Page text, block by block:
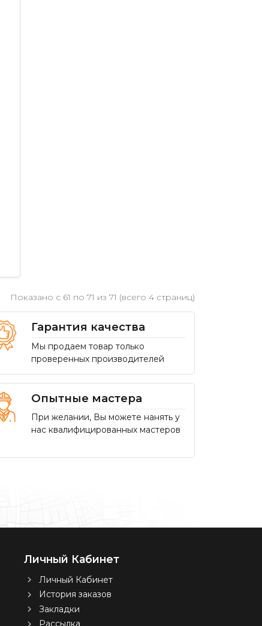
Показано с 61 по 71 из 71 (всего 4 страниц)
Гарантия качества
Мы продаем товар только
проверенных производителей
Опытные мастера
При желании, Вы можете нанять у
нас квалифицированных мастеров
Личный Кабинет
Личный Кабинет
История заказов
Закладки
Рассылка